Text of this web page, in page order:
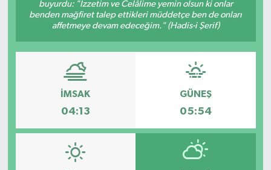
buyurdu: "İzzetim ve Celâlime yemin olsun ki onlar
benden mağfiret talep ettikleri müddetçe ben de onları
affetmeye devam edeceğim." (Hadis-i Şerif)
İMSAK
04:13
GÜNEŞ
05:54